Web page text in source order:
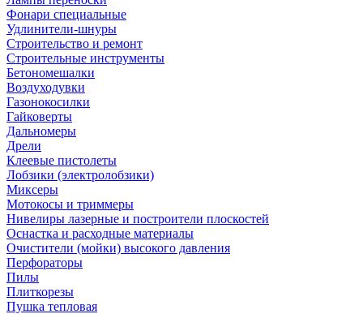
Фонари специальные
Удлинители-шнуры
Строительство и ремонт
Строительные инструменты
Бетономешалки
Воздуходувки
Газонокосилки
Гайковерты
Дальномеры
Дрели
Клеевые пистолеты
Лобзики (электролобзики)
Миксеры
Мотокосы и триммеры
Нивелиры лазерные и построители плоскостей
Оснастка и расходные материалы
Очистители (мойки) высокого давления
Перфораторы
Пилы
Плиткорезы
Пушка тепловая